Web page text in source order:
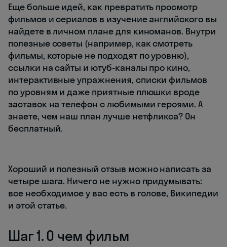
Еще больше идей, как превратить просмотр
фильмов и сериалов в изучение английского вы
найдете в личном плане для киноманов. Внутри
полезные советы (например, как смотреть
фильмы, которые не подходят по уровню),
ссылки на сайты и ютуб-каналы про кино,
интерактивные упражнения, списки фильмов
по уровням и даже приятные плюшки вроде
заставок на телефон с любимыми героями. А
знаете, чем наш план лучше нетфликса? Он
бесплатный.
Хороший и полезный отзыв можно написать за
четыре шага. Ничего не нужно придумывать:
все необходимое у вас есть в голове, Википедии
и этой статье.
Шаг 1. О чем фильм